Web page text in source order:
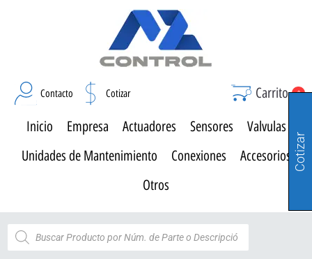
Contacto Cotizar Carrito 0
Inicio Empresa Actuadores Sensores
Valvulas
Unidades de Mantenimiento
Conexiones
Accesorios
Otros
Cotizar